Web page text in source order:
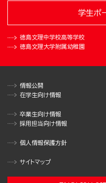
徳島文理中学校高等学校
徳島文理大学附属幼稚園
学生ポ
情報公開
在学生向け情報
卒業生向け情報
採用担当向け情報
個人情報保護方針
サイトマップ